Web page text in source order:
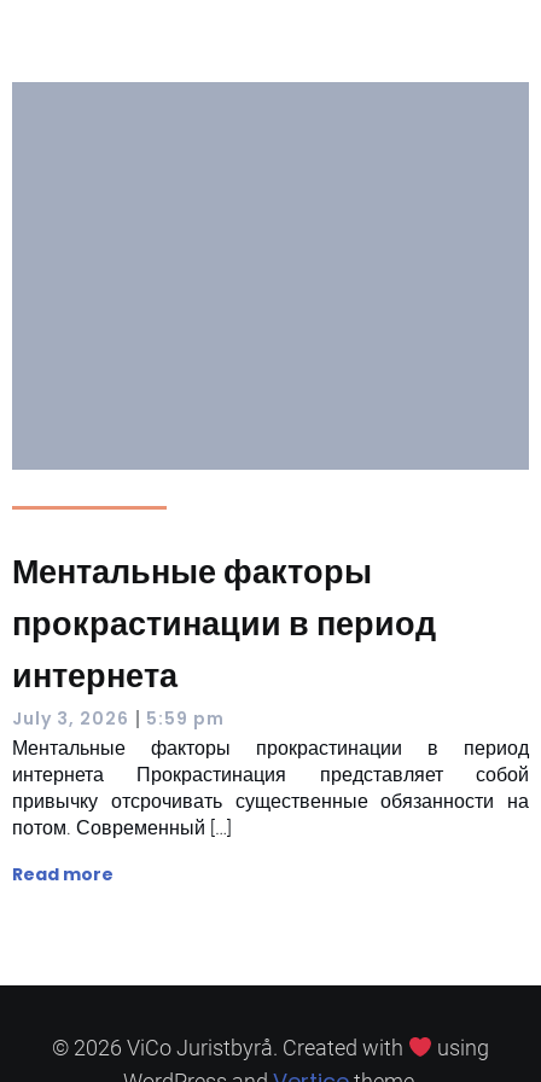
Ментальные факторы
прокрастинации в период
интернета
July 3, 2026 | 5:59 pm
Ментальные факторы прокрастинации в период
интернета Прокрастинация представляет собой
привычку отсрочивать существенные обязанности на
потом. Современный […]
Read more
© 2026 ViCo Juristbyrå. Created with
using